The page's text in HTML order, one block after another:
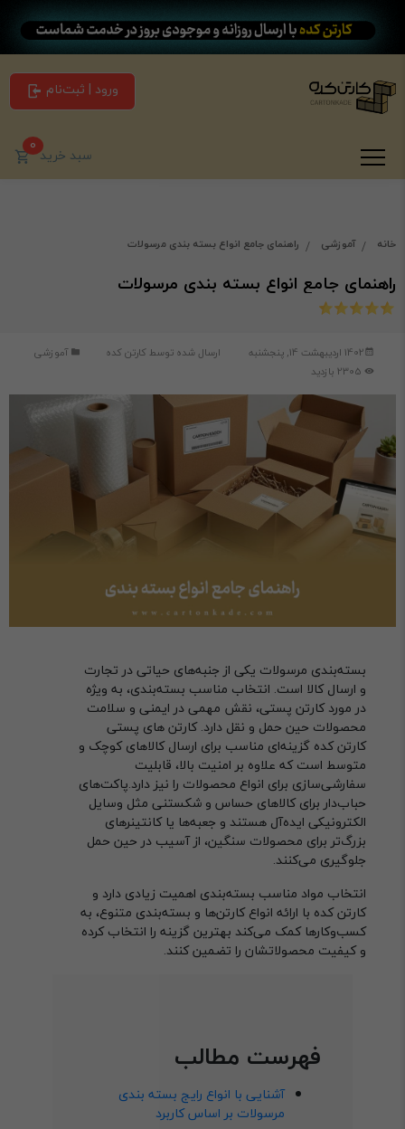
ورود | ثبت‌نام
سبد خرید0
خانه آموزشی راهنمای جامع انواع بسته بندی مرسولات
راهنمای جامع انواع بسته بندی مرسولات
1402 اردیبهشت 14, پنجشنبه ارسال شده توسطکارتن کده
آموزشی
بسته‌بندی مرسولات یکی از جنبه‌های حیاتی در تجارت
و ارسال کالا است. انتخاب مناسب بسته‌بندی، به ویژه
در مورد کارتن پستی، نقش مهمی در ایمنی و سلامت
محصولات حین حمل و نقل دارد. کارتن های پستی
کارتن کده گزینه‌ای مناسب برای ارسال کالاهای کوچک و
متوسط است که علاوه بر امنیت بالا، قابلیت
سفارشی‌سازی برای انواع محصولات را نیز دارد.پاکت‌های
حباب‌دار برای کالاهای حساس و شکستنی مثل وسایل
الکترونیکی ایده‌آل هستند و جعبه‌ها یا کانتینرهای
بزرگ‌تر برای محصولات سنگین، از آسیب در حین حمل
جلوگیری می‌کنند.
انتخاب مواد مناسب بسته‌بندی اهمیت زیادی دارد و
کارتن کده با ارائه انواع کارتن‌ها و بسته‌بندی متنوع، به
کسب‌وکارها کمک می‌کند بهترین گزینه را انتخاب کرده
و کیفیت محصولاتشان را تضمین کنند.
فهرست مطالب
آشنایی با انواع رایج بسته بندی
مرسولات بر اساس کاربرد